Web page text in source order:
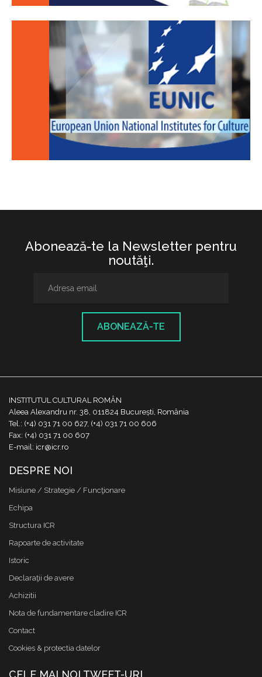
Abonează-te la Newsletter pentru
noutăţi.
ABONEAZĂ-TE
INSTITUTUL CULTURAL ROMÂN
Aleea Alexandru nr. 38, 011824 București, România
Tel.: (+4) 031 71 00 627, (+4) 031 71 00 606
Fax: (+4) 031 71 00 607
E-mail: icr@icr.ro
DESPRE NOI
Misiune / Strategie / Funcţionare
Echipa
Structura ICR
Rapoarte de activitate
Istoric
Declaraţii de avere
Achizitii
Nota de fundamentare cladire ICR
Contact
Cookies & protectia datelor
CELE MAI NOI TWEET-URI